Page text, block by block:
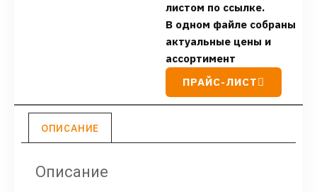
листом по ссылке.
В одном файле собраны
актуальные цены и
ассортимент
ПРАЙС-ЛИСТ
ОПИСАНИЕ
Описание